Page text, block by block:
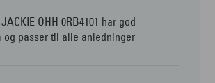
OHH 0RB4101 har god
og passer til alle anledninger